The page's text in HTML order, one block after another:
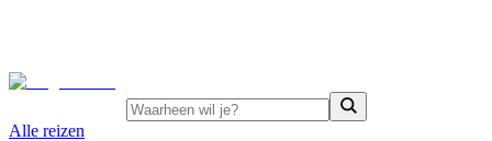
Alle reizen